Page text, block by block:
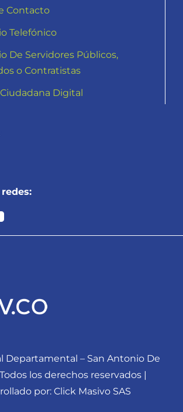
Contacto
Telefónico
De Servidores Públicos,
o Contratistas
Digital
Frecuentes
Quejas, Reclamos,
Denuncias.
Departamental – San Antonio De
los derechos reservados |
por: Click Masivo SAS